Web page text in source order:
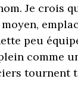
Je crois
peu
comme
tournent